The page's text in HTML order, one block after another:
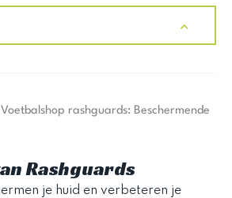
Voetbalshop rashguards: Beschermende
Rashguards
je huid en verbeteren je